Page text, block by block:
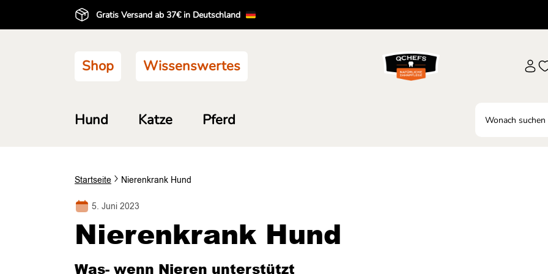
Gratis Versand ab 37€ in Deutschland
Shop Wissenswertes
Hund Katze Pferd
Startseite Nierenkrank Hund
5. Juni 2023
Nierenkrank Hund
Was- wenn Nieren unterstützt